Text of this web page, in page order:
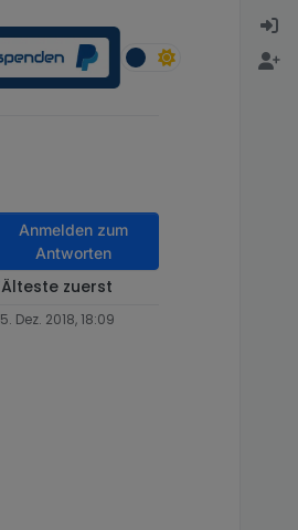
Anmelden zum
Antworten
Älteste zuerst
5. Dez. 2018, 18:09